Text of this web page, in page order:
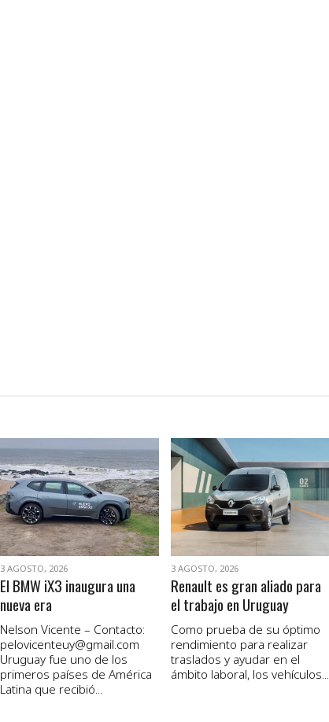
VER NOTA
3 AGOSTO, 2026
El BMW iX3 inaugura una
nueva era
Nelson Vicente – Contacto:
pelovicenteuy@gmail.com
Uruguay fue uno de los
primeros países de América
Latina que recibió...
VER NOTA
3 AGOSTO, 2026
Renault es gran aliado para
el trabajo en Uruguay
Como prueba de su óptimo
rendimiento para realizar
traslados y ayudar en el
ámbito laboral, los vehículos...